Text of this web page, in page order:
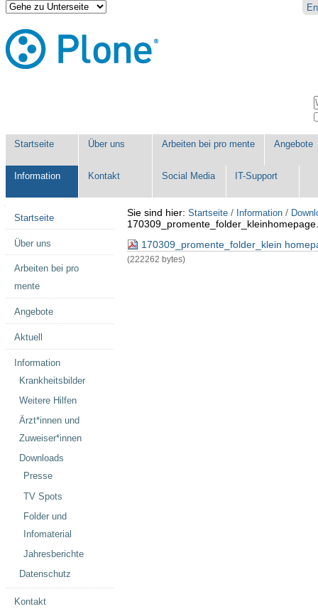
Direkt
zum
Inhalt
|
Direkt
zur
Benutzerspezifische
Werkzeuge
Startseite Über uns Arbeiten bei pro mente Angebote
Information Kontakt Social Media IT-Support
Sie sind hier: Startseite / Information /
170309_promente_folder_klein
(222262 bytes)
Startseite
Über uns
Arbeiten bei pro
mente
Angebote
Aktuell
Information
Krankheitsbilder
Weitere Hilfen
Ärzt*innen und
Zuweiser*innen
Downloads
Presse
TV Spots
Folder und
Infomaterial
Jahresberichte
Datenschutz
Kontakt